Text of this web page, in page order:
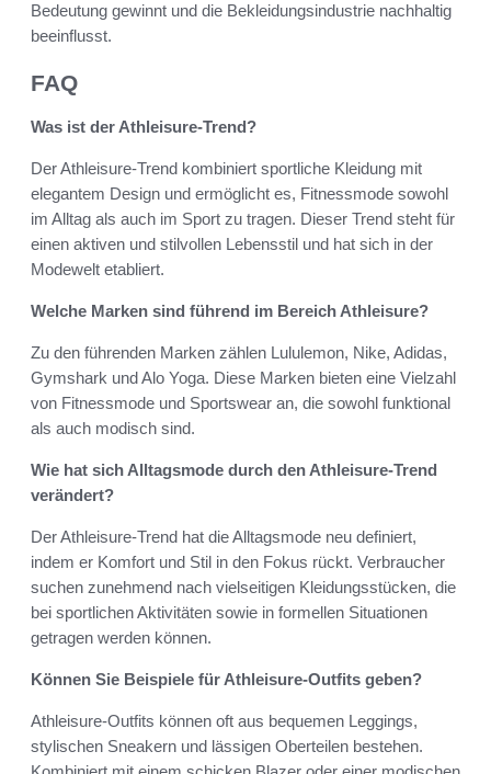
Bedeutung gewinnt und die Bekleidungsindustrie nachhaltig
beeinflusst.
FAQ
Was ist der Athleisure-Trend?
Der Athleisure-Trend kombiniert sportliche Kleidung mit
elegantem Design und ermöglicht es, Fitnessmode sowohl
im Alltag als auch im Sport zu tragen. Dieser Trend steht für
einen aktiven und stilvollen Lebensstil und hat sich in der
Modewelt etabliert.
Welche Marken sind führend im Bereich Athleisure?
Zu den führenden Marken zählen Lululemon, Nike, Adidas,
Gymshark und Alo Yoga. Diese Marken bieten eine Vielzahl
von Fitnessmode und Sportswear an, die sowohl funktional
als auch modisch sind.
Wie hat sich Alltagsmode durch den Athleisure-Trend
verändert?
Der Athleisure-Trend hat die Alltagsmode neu definiert,
indem er Komfort und Stil in den Fokus rückt. Verbraucher
suchen zunehmend nach vielseitigen Kleidungsstücken, die
bei sportlichen Aktivitäten sowie in formellen Situationen
getragen werden können.
Können Sie Beispiele für Athleisure-Outfits geben?
Athleisure-Outfits können oft aus bequemen Leggings,
stylischen Sneakern und lässigen Oberteilen bestehen.